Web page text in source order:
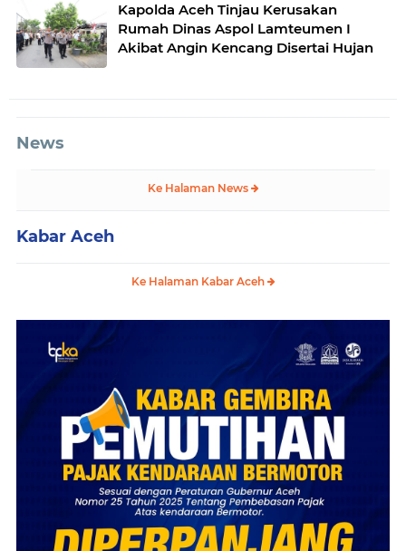
Kapolda Aceh Tinjau Kerusakan
Rumah Dinas Aspol Lamteumen I
Akibat Angin Kencang Disertai Hujan
News
Ke Halaman News
Kabar Aceh
Ke Halaman Kabar Aceh